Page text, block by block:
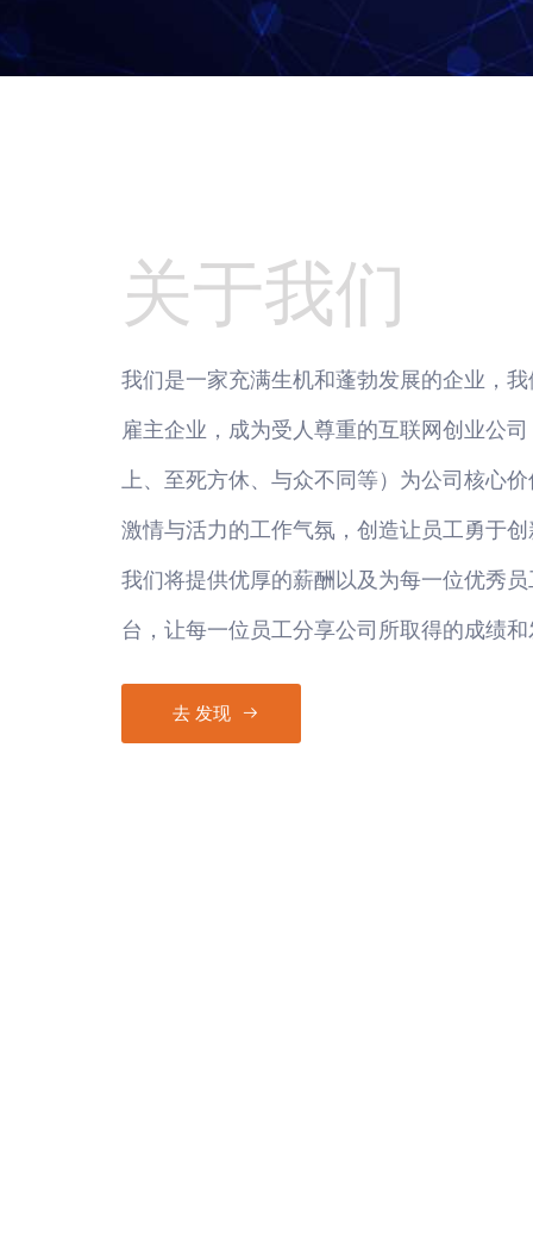
关于我们
我们是一家充满生机和蓬勃发展的企业，
雇主企业，成为受人尊重的互联网创业公司
上、至死方休、与众不同等）为公司核心
激情与活力的工作气氛，创造让员工勇于
我们将提供优厚的薪酬以及为每一位优秀
台，让每一位员工分享公司所取得的成绩
去 发现